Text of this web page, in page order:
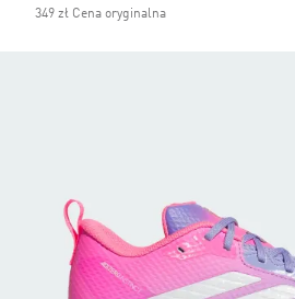
349 zł Cena oryginalna